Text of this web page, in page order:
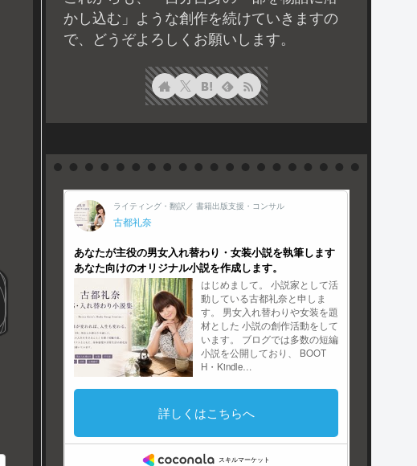
かし込む」ような創作を続けていきますの
で、どうぞよろしくお願いします。